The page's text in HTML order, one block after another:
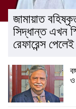
জামায়াত
সিদ্ধান্ত এখন
রেফারেন্স